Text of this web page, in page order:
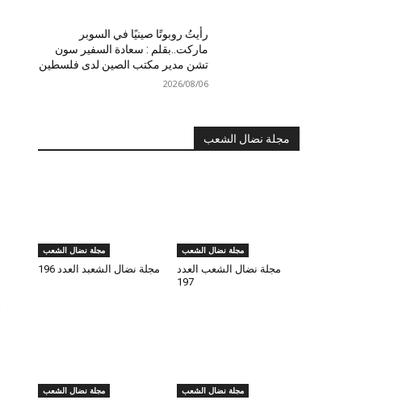
رأيتُ روبوتًا صينيًا في السوبر
ماركت..بقلم : سعادة السفير سون
تشن مدير مكتب الصين لدى فلسطين
2026/08/06
مجلة نضال الشعب
مجلة نضال الشعب
مجلة نضال الشعب العدد
197
مجلة نضال الشعب
مجلة نضال الشعبد العدد 196
مجلة نضال الشعب مجلة نضال الشعب